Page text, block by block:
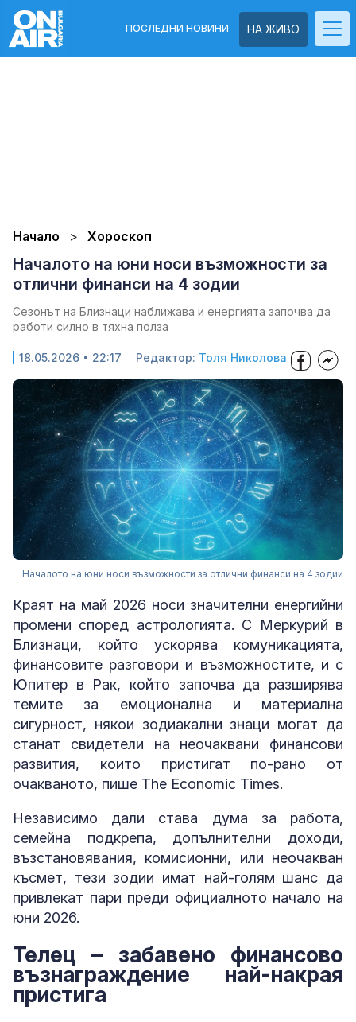
НА ЖИВО
ПОСЛЕДНИ НОВИНИ
Начало Хороскоп
Началото на юни носи възможности за
отлични финанси на 4 зодии
Сезонът на Близнаци наближава и енергията започва да
работи силно в тяхна полза
18.05.2026 • 22:17 Редактор: Толя Николова
Началото на юни носи възможности за отлични финанси на 4 зодии
Краят на май 2026 носи значителни енергийни
промени според астрологията. С Меркурий в
Близнаци, който ускорява комуникацията,
финансовите разговори и възможностите, и с
Юпитер в Рак, който започва да разширява
темите за емоционална и материална
сигурност, някои зодиакални знаци могат да
станат свидетели на неочаквани финансови
развития, които пристигат по-рано от
очакваното, пише The Economic Times.
Независимо дали става дума за работа,
семейна подкрепа, допълнителни доходи,
възстановявания, комисионни, или неочакван
късмет, тези зодии имат най-голям шанс да
привлекат пари преди официалното начало на
юни 2026.
Телец – забавено финансово
възнаграждение най-накрая
пристига